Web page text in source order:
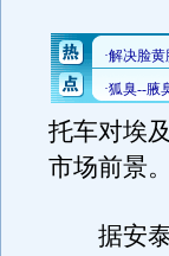
托车对埃
市场前景。
据安泰